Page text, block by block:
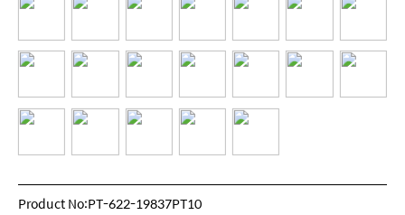
Product No:PT-622-19837PT10